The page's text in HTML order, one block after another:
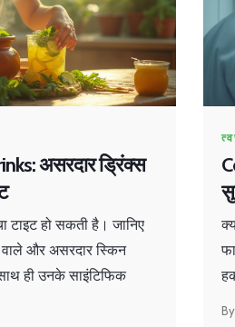
असरदार ड्रिंक्स
हो सकती है। जानिए
और असरदार स्किन
ही उनके साइंटिफिक